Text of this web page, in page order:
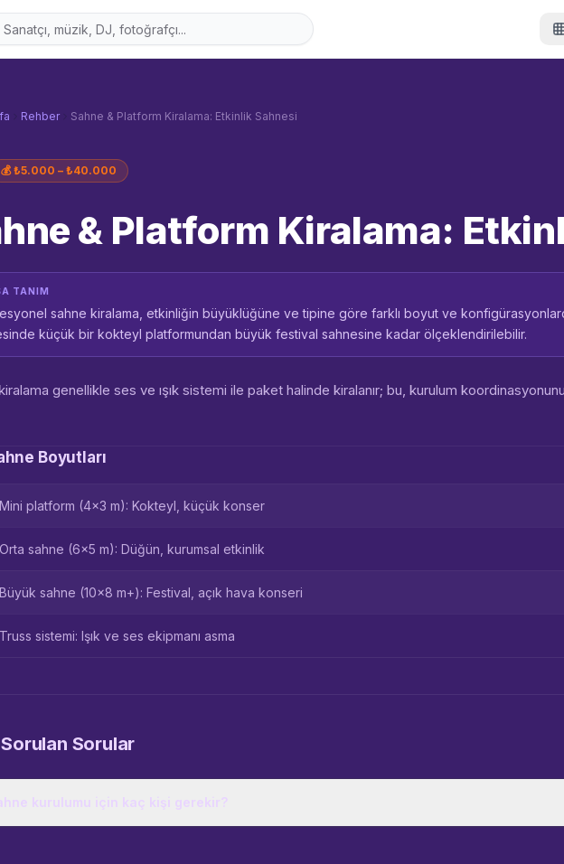
Rehber Sahne & Platform Kiralama: Etkinlik Sahnesi
💰₺5.000 – ₺40.000
& Platform Kiralama:
TANIM
sahne kiralama, etkinliğin büyüklüğüne ve tipine göre farklı boyut ve
küçük bir kokteyl platformundan büyük festival sahnesine kadar ölçeklendirilebilir.
genellikle ses ve ışık sistemi ile paket halinde kiralanır; bu, kurulum
Boyutları
Mini platform (4x3 m): Kokteyl, küçük konser
Orta sahne (6x5 m): Düğün, kurumsal etkinlik
Büyük sahne (10x8 m+): Festival, açık hava konseri
Truss sistemi: Işık ve ses ekipmanı asma
Sorulan Sorular
kurulumu için kaç kişi gerekir?